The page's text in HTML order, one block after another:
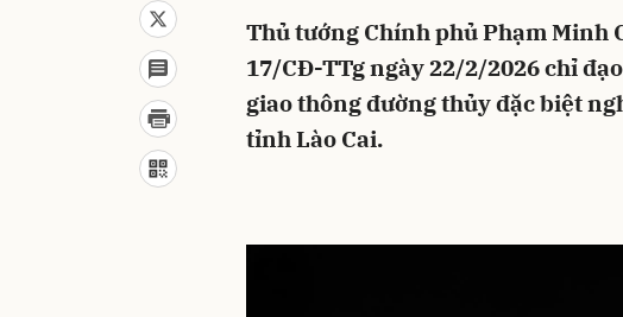
Thủ tướng Chính phủ Phạm Minh
17/CĐ-TTg ngày 22/2/2026 chỉ
giao thông đường thủy đặc biệt
tỉnh Lào Cai.